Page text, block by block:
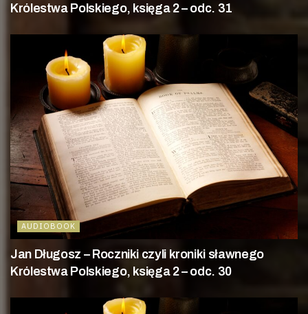
Królestwa Polskiego, księga 2 – odc. 31
AUDIOBOOK
Jan Długosz – Roczniki czyli kroniki sławnego
Królestwa Polskiego, księga 2 – odc. 30